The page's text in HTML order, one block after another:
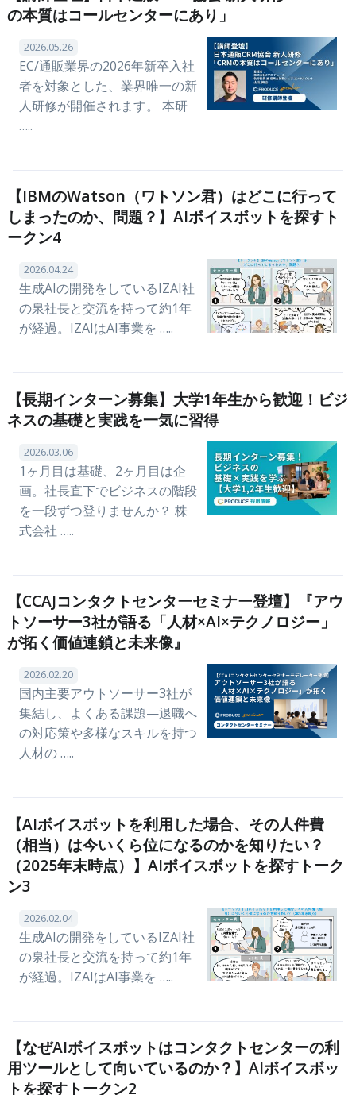
の本質はコールセンターにあり」
2026.05.26
EC/通販業界の2026年新卒入社
者を対象とした、業界唯一の新
人研修が開催されます。 本研
…..
【IBMのWatson（ワトソン君）はどこに行って
しまったのか、問題？】AIボイスボットを探すト
ークン4
2026.04.24
生成AIの開発をしているIZAI社
の泉社長と交流を持って約1年
が経過。IZAIはAI事業を …..
【長期インターン募集】大学1年生から歓迎！ビジ
ネスの基礎と実践を一気に習得
2026.03.06
1ヶ月目は基礎、2ヶ月目は企
画。社長直下でビジネスの階段
を一段ずつ登りませんか？ 株
式会社 …..
【CCAJコンタクトセンターセミナー登壇】『アウ
トソーサー3社が語る「人材×AI×テクノロジー」
が拓く価値連鎖と未来像』
2026.02.20
国内主要アウトソーサー3社が
集結し、よくある課題—退職へ
の対応策や多様なスキルを持つ
人材の …..
【AIボイスボットを利用した場合、その人件費
（相当）は今いくら位になるのかを知りたい？
（2025年末時点）】AIボイスボットを探すトーク
ン3
2026.02.04
生成AIの開発をしているIZAI社
の泉社長と交流を持って約1年
が経過。IZAIはAI事業を …..
【なぜAIボイスボットはコンタクトセンターの利
用ツールとして向いているのか？】AIボイスボッ
トを探すトークン2